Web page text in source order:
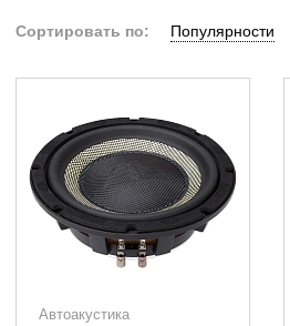
Сортировать по: Популярности
Автоакустика